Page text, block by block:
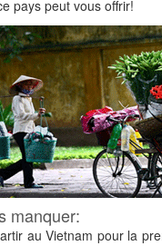
pays peut vous offrir!
manquer:
au Vietnam pour la